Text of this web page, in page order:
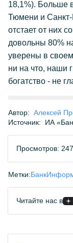
18,1%). Больше
Тюмени и Санкт-
отстает от них
довольны 80%
уверены в
ни на что, наши
богатство - не
Автор: Алексей
Источник:
ИА
Просмотров:
Метки:
Читайте нас в